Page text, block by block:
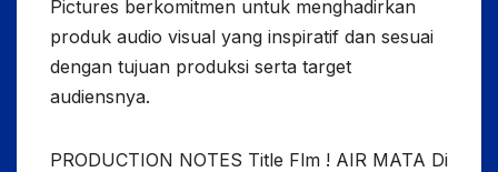
Pictures berkomitmen untuk menghadirkan
produk audio visual yang inspiratif dan sesuai
dengan tujuan produksi serta target
audiensnya.
PRODUCTION NOTES Title Flm ! AIR MATA Di